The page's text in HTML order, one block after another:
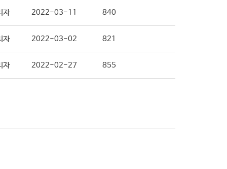
자 2022-03-11 840
자 2022-03-02 821
자 2022-02-27 855